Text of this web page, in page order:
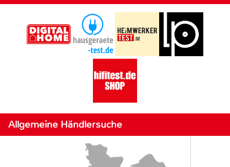
Allgemeine Händlersuche